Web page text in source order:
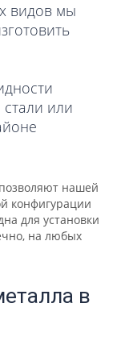
видов мы
или
нашей
конфигурации
для установки
на любых
в